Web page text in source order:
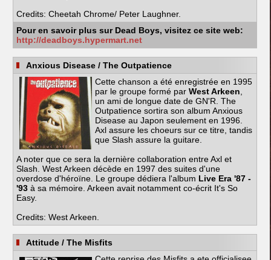
Credits: Cheetah Chrome/ Peter Laughner.
Pour en savoir plus sur Dead Boys, visitez ce site web:
http://deadboys.hypermart.net
Anxious Disease/ The Outpatience
Cette chanson a été enregistrée en 1995
par le groupe formé par West Arkeen
un ami de longue date de GN'R. The
Outpatience sortira son album Anxious
Disease au Japon seulement en 1996.
Axl assure les choeurs sur ce titre, tandis
que Slash assure la guitare.
A noter que ce sera la dernière collaboration entre Axl et
Slash. West Arkeen décède en 1997 des suites d'une
overdose d'héroïne. Le groupe dédiera l'album Live Era '87 -
'93 à sa mémoire. Arkeen avait notamment co-écrit It's So
Easy.
Credits: West Arkeen.
Attitude/ The Misfits